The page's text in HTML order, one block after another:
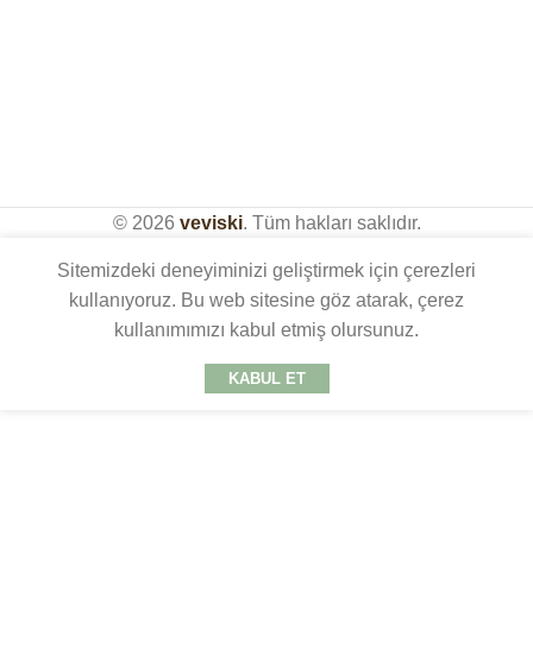
© 2026 veviski. Tüm hakları saklıdır.
Sitemizdeki deneyiminizi geliştirmek için çerezleri
kullanıyoruz. Bu web sitesine göz atarak, çerez
kullanımımızı kabul etmiş olursunuz.
KABUL ET